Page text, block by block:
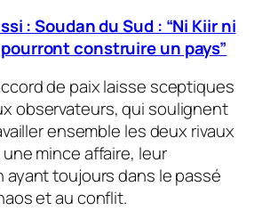
: Soudan du Sud : “Ni Kiir ni
construire un pays”
de paix laisse sceptiques
observateurs, qui soulignent
ensemble les deux rivaux
mince affaire, leur
ayant toujours dans le passé
et au conflit.